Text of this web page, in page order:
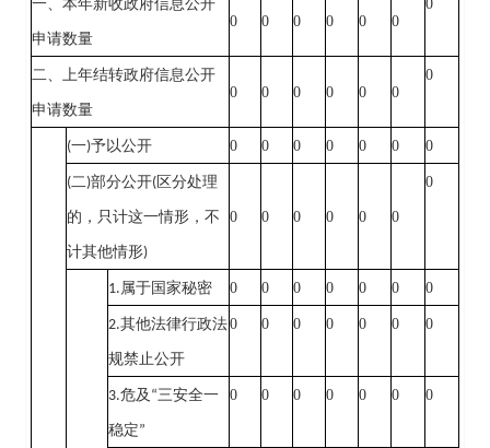
一、本年新收政府信息公开
申请数量
0 0 0 0 0 0
0
二、上年结转政府信息公开
申请数量
0 0 0 0 0 0
0
(一)予以公开 0 0 0 0 0 0 0
(二)部分公开( 区分处理
的，只计这一情形，不
计其他情形)
0 0 0 0 0 0
0
1. 属于国家秘密 0 0 0 0 0 0 0
2.其他法律行政法
规禁止公开
0 0 0 0 0 0 0
3.危及 “三安全一
稳定”
0 0 0 0 0 0 0